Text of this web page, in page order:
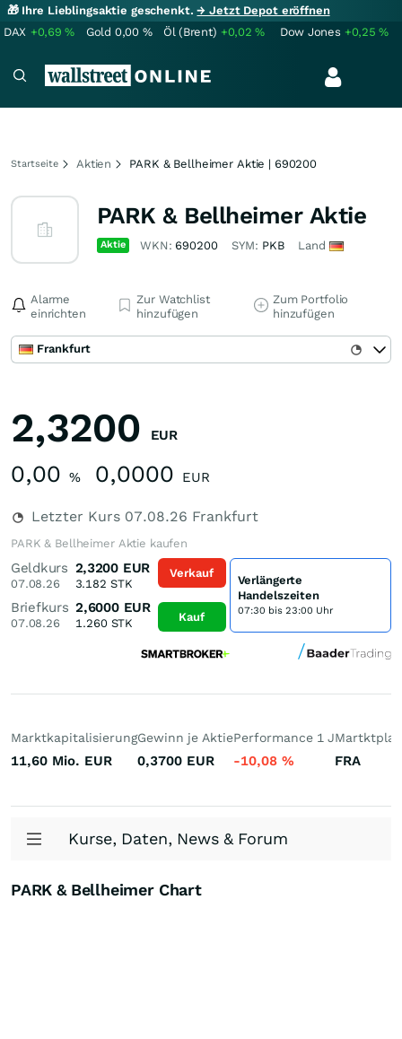
🎁 Ihre Lieblingsaktie geschenkt.→ Jetzt Depot eröffnen
DAX +0,69% Gold 0,00 % Öl (Brent) +0,02% Dow Jones +0,25%
Startseite Aktien PARK & Bellheimer Aktie | 690200
PARK & Bellheimer Aktie
Aktie WKN: 690200 SYM: PKB Land
Alarme
einrichten
Zur Watchlist
hinzufügen
Zum Portfolio
hinzufügen
Frankfurt
2,3200 EUR
0,00 % 0,0000 EUR
Letzter Kurs 07.08.26 Frankfurt
PARK & Bellheimer Aktie kaufen
Geldkurs
07.08.26
2,3200 EUR
3.182 STK
Briefkurs
07.08.26
2,6000 EUR
1.260STK
Verkauf
Kauf
Verlängerte
Handelszeiten
07:30 bis 23:00 Uhr
Marktkapitalisierung
11,60 Mio. EUR
Gewinn je Aktie
0,3700 EUR
Performance 1 J
-10,08 % FRA
Kurse, Daten, News & Forum
PARK & Bellheimer Chart